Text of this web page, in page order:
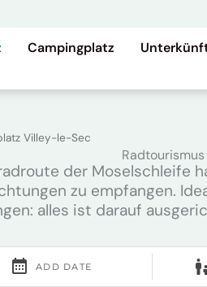
Campingplatz
Villey-le-Sec
der Moselschleife
zu empfangen.
alles ist darauf